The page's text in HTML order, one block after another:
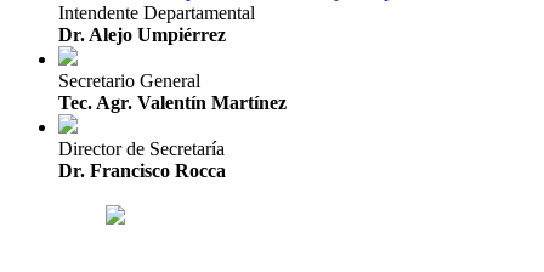
Intendente Departamental
Dr. Alejo Umpiérrez
Secretario General
Tec. Agr. Valentín Martínez
Director de Secretaría
Dr. Francisco Rocca